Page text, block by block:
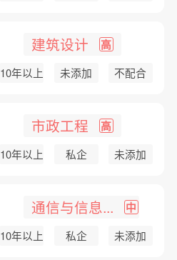
建筑设计 高
10年以上 未添加 不配合
市政工程 高
10年以上 私企 未添加
通信与信息... 中
10年以上 私企 未添加